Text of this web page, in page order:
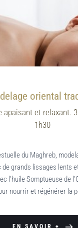
oriental
apaisant et relaxant.
1h30
du Maghreb,
de grands lissages lents
l’huile Somptueuse de
nourrir et régénérer la